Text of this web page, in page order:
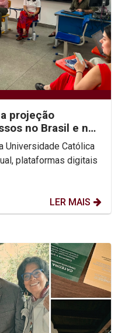
projeção
no Brasil e no
Universidade Católica
plataformas digitais
LER MAIS